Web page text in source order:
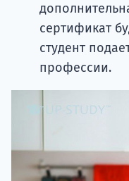
сертификат
студент
профессии.